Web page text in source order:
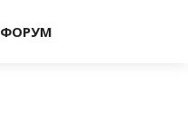
ФОРУМ